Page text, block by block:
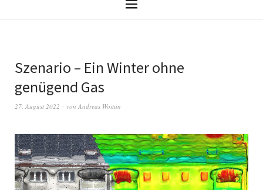
Szenario – Ein Winter ohne
genügend Gas
27. August 2022 von Andreas Woitun